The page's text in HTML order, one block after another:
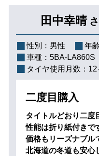
田中幸晴
性別： 男性 年
車種： 5BA-LA860S
タイヤ使用月数： 12
二度目購入
タイトルどおり二度
性能は折り紙付きで
価格もリーズナブル
北海道の冬道も安心